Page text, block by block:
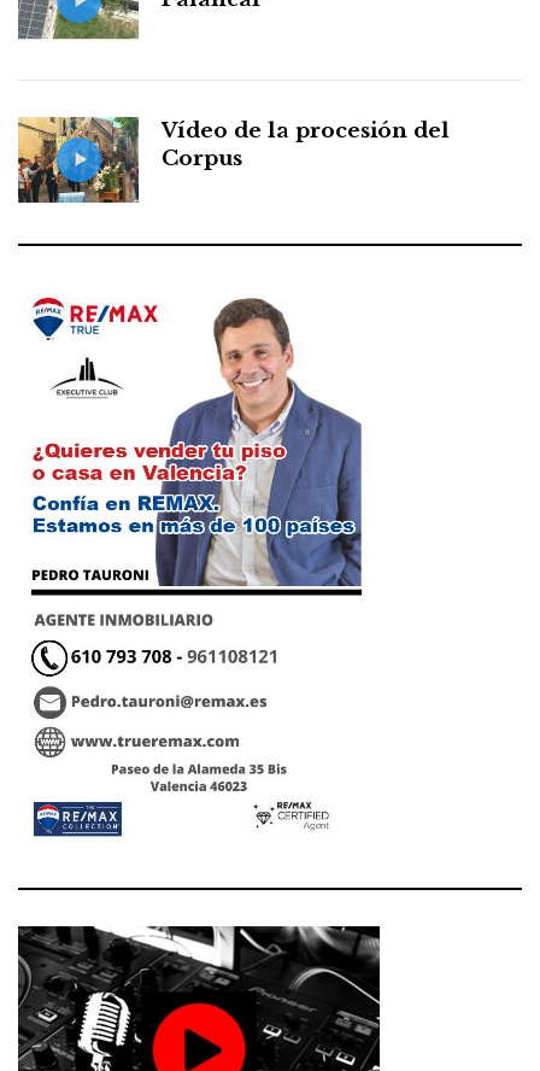
Vídeo de la procesión del
Corpus